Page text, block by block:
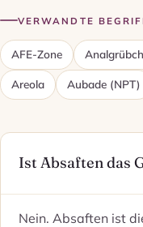
VERWANDTE
AFE-Zone
Areola Aubade (NPT)
Ist Absaften das
Nein. Absaften ist